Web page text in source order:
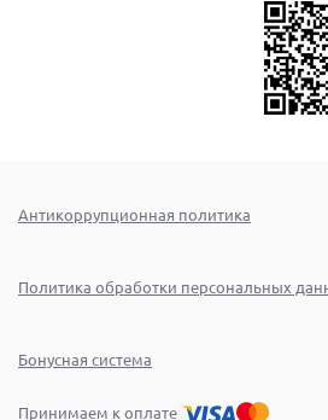
Антикоррупционная политика
Политика обработки персональных
Бонусная система
Принимаем к оплате